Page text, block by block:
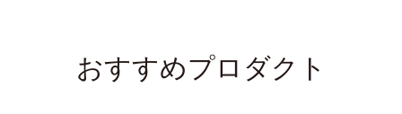
おすすめプロダクト